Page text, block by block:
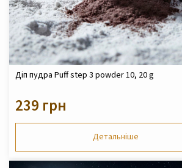
Діп пудра Puff step 3 powder 10, 20 g
239 грн
Детальніше